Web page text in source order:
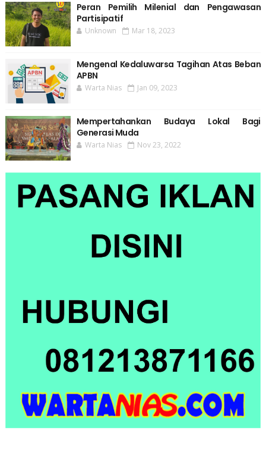
Peran Pemilih Milenial dan Pengawasan
Partisipatif
Unknown Mar 18, 2023
Mengenal Kedaluwarsa Tagihan Atas Beban
APBN
Warta Nias Jan 09, 2023
Mempertahankan Budaya Lokal Bagi
Generasi Muda
Warta Nias Nov 23, 2022